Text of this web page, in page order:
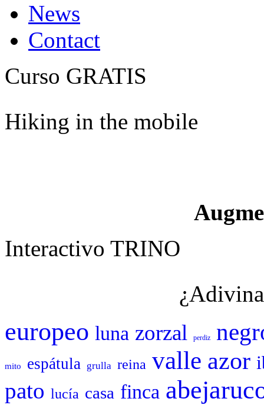
News
Contact
Curso GRATIS
Hiking in the mobile
Interactivo TRINO
europeo luna zorzal perdiz
mito espátula grulla reina valle azor
pato lucía casa finca